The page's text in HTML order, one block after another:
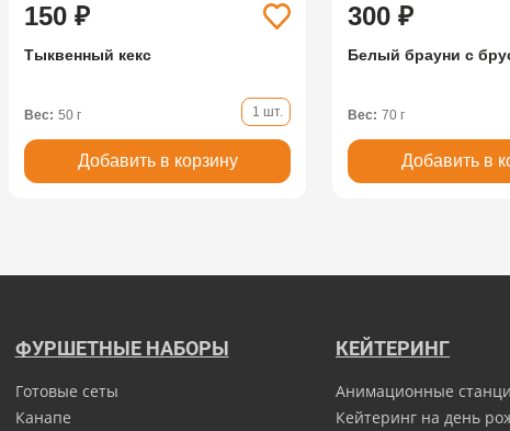
150 ₽
Тыквенный кекс
Вес: 50 г 1 шт.
Добавить в корзину
300 ₽
Белый брауни с
Вес: 70 г
Добавить в
ФУРШЕТНЫЕ НАБОРЫ
Готовые сеты
Канапе
КЕЙТЕРИНГ
Анимационные
Кейтеринг на день